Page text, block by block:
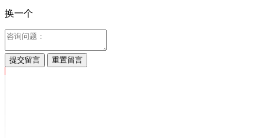
换一个
提交留言 重置留言